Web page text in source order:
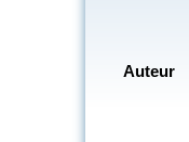
Auteur